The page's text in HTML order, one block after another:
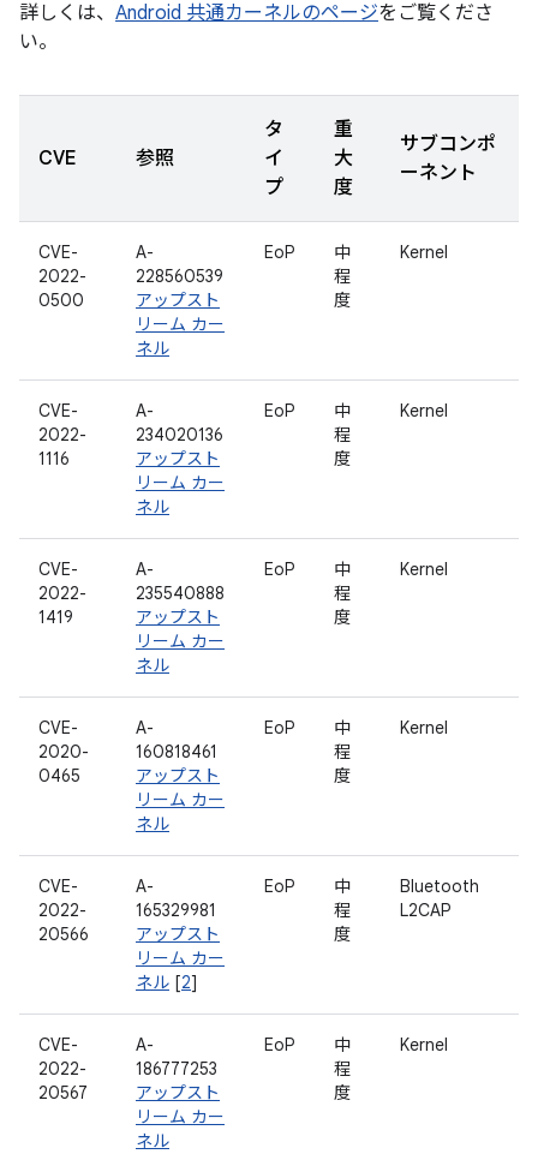
詳しくは、 Android 共通カーネルのページをご覧くださ
い。
CVE 参照
タ
イ
プ
重
大
度
サブコンポ
ーネント
CVE-
2022-
0500
A-
228560539
アップスト
リーム カー
ネル
EoP
中
程
度
Kernel
CVE-
2022-
1116
A-
234020136
アップスト
リーム カー
ネル
EoP
中
程
度
Kernel
CVE-
2022-
1419
A-
235540888
アップスト
リーム カー
ネル
EoP
中
程
度
Kernel
CVE-
2020-
0465
A-
160818461
アップスト
リーム カー
ネル
EoP
中
程
度
Kernel
CVE-
2022-
20566
A-
165329981
アップスト
リーム カー
ネル [2]
EoP
中
程
度
Bluetooth
L2CAP
CVE-
2022-
20567
A-
186777253
アップスト
リーム カー
ネル
EoP
中
程
度
Kernel